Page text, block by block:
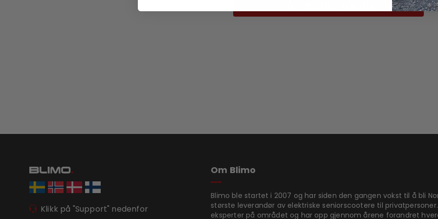
Klikk på "Support" nedenfor
Om Blimo
Blimo ble startet i 2007 og har siden den gangen vokst til å bli
største leverandør av elektriske seniorscootere til
eksperter på området og har opp gjennom årene forandret